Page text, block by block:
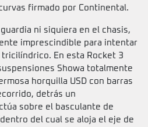
firmado por Continental.
ni siquiera en el chasis,
imprescindible para intentar
En esta Rocket 3
Showa totalmente
horquilla USD con barras
detrás un
sobre el basculante de
del cual se aloja el eje de